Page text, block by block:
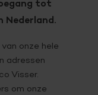
tot
Nederland.
onze hele
adressen
Visser.
om onze